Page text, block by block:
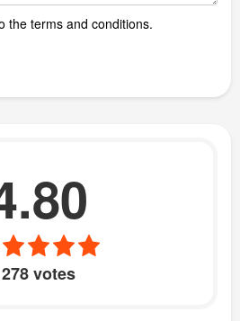
the terms and conditions.
278 votes